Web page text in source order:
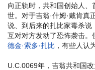
向正轨时，共和国创始人、
世。对于吉翁·什姆·戴肯真
说、到后来的扎比家毒杀说
互对对方发动了恐怖袭击
德金·索多·扎比 ，有些人认
U.C.0069年，吉翁共和国改